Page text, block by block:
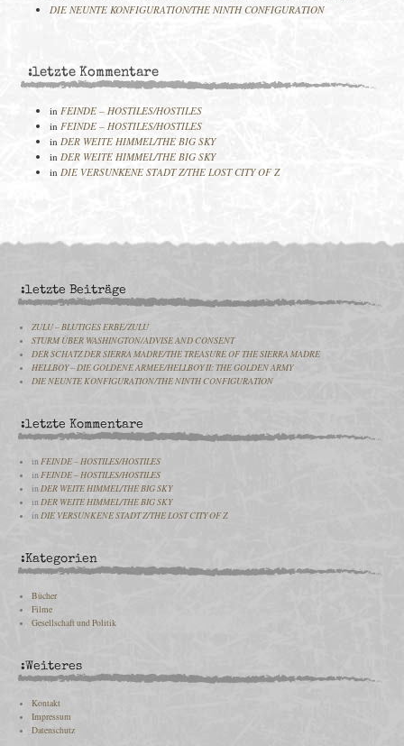
DIE NEUNTE KONFIGURATION/THE NINTH CONFIGURATION
:letzte Kommentare
in FEINDE – HOSTILES/HOSTILES
in FEINDE – HOSTILES/HOSTILES
in DER WEITE HIMMEL/THE BIG SKY
in DER WEITE HIMMEL/THE BIG SKY
in DIE VERSUNKENE STADT Z/THE LOST CITY OF Z
:letzte Beiträge
ZULU – BLUTIGES ERBE/ZULU
STURM ÜBER WASHINGTON/ADVISE AND CONSENT
DER SCHATZ DER SIERRA MADRE/THE TREASURE OF THE SIERRA MADRE
HELLBOY – DIE GOLDENE ARMEE/HELLBOY II: THE GOLDEN ARMY
DIE NEUNTE KONFIGURATION/THE NINTH CONFIGURATION
:letzte Kommentare
inFEINDE – HOSTILES/HOSTILES
inFEINDE – HOSTILES/HOSTILES
inDER WEITE HIMMEL/THE BIG SKY
in DER WEITE HIMMEL/THE BIG SKY
inDIE VERSUNKENE STADT Z/THE LOST CITY OF Z
:Kategorien
Bücher
Filme
Gesellschaft und Politik
:Weiteres
Kontakt
Impressum
Datenschutz